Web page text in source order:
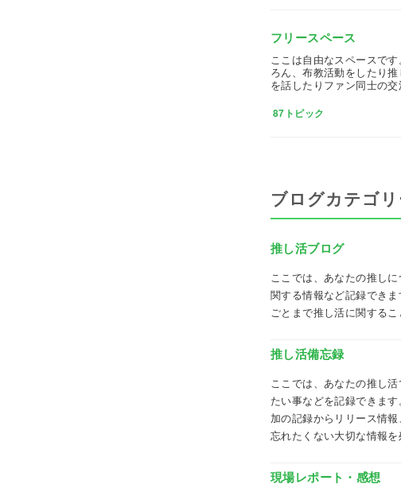
フリースペース
ここは自由なスペースで
ろん、布教活動をしたり
を話したりファン同士の
87トピック
ブログカテゴリ
推し活ブログ
ここでは、あなたの推し
関する情報など記録でき
ごとまで推し活に関する
推し活備忘録
ここでは、あなたの推し
たい事などを記録できま
加の記録からリリース情報
忘れたくない大切な情報を
現場レポート・感想